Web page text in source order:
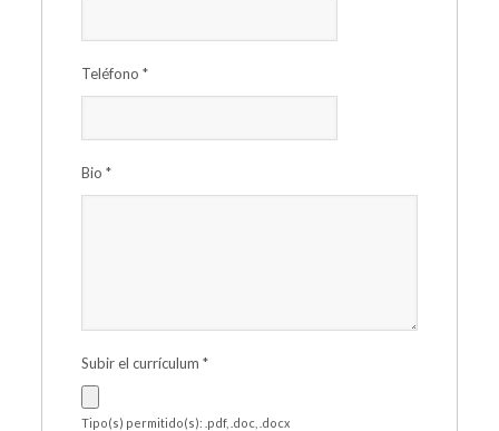
Teléfono *
Bio *
Subir el currículum *
Tipo(s) permitido(s): .pdf, .doc, .docx